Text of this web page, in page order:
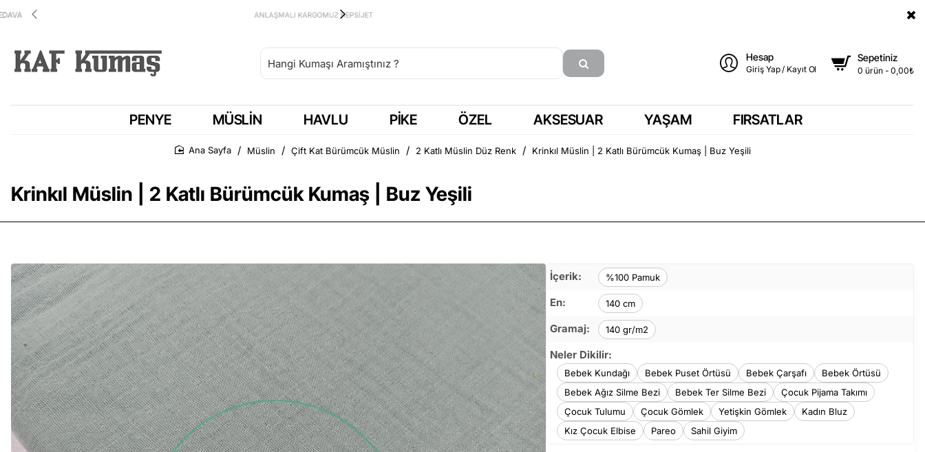
ANLAŞMALI KARGOMUZ HEPSİJET
Hesap
Giriş Yap / Kayıt Ol
Sepetiniz
0 ürün - 0,00₺
PENYE MÜSLIN HAVLU PIKE ÖZEL AKSESUAR YAŞAM FIRSATLAR
Krinkıl Müslin | 2 Katlı Bürümcük Kumaş | Buz Yeşili
Müslin Çift Kat Bürümcük Müslin 2 Katlı Müslin Düz Renk Krinkıl Müslin | 2 Katlı Bürümcük Kumaş | Buz Yeşili
İçerik: %100 Pamuk
En: 140 cm
Gramaj: 140 gr/m2
Neler Dikilir:
Bebek Kundağı Bebek Puset Örtüsü Bebek Çarşafı
Bebek Örtüsü
Bebek Ağız Silme Bezi
Bebek Ter Silme Bezi
Çocuk Pijama Takımı
Çocuk Tulumu
Çocuk Gömlek Yetişkin Gömlek
Kadın Bluz
Kız Çocuk Elbise
Pareo Sahil Giyim